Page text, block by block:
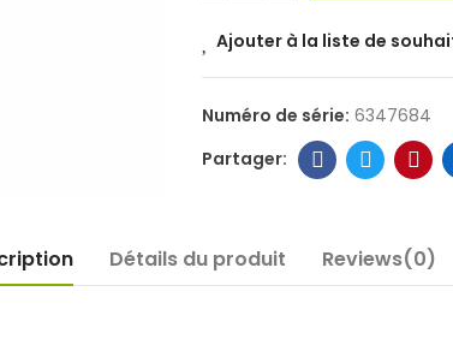
Ajouter à la liste de
Numéro de série: 6347684
Détails du produit Reviews(0)